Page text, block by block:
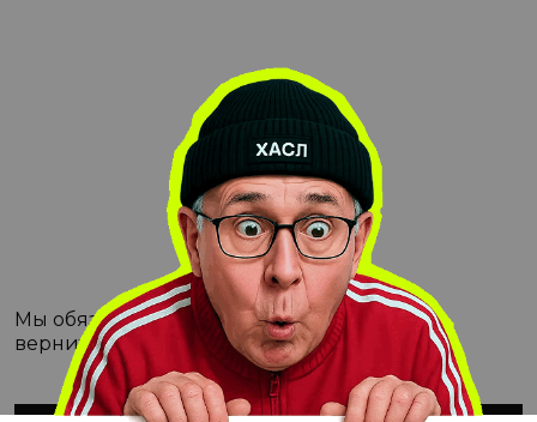
Мы обязательно с этим разберёмся, а пока
вернитесь на Главную